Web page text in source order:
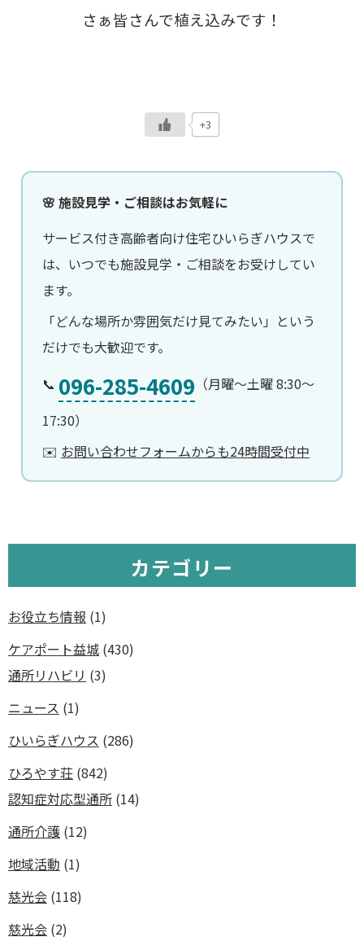
さぁ皆さんで植え込みです！
+3
🌸 施設見学・ご相談はお気軽に
サービス付き高齢者向け住宅ひいらぎハウスで
は、いつでも施設見学・ご相談をお受けしてい
ます。
「どんな場所か雰囲気だけ見てみたい」という
だけでも大歓迎です。
📞 096-285-4609 （月曜〜土曜 8:30〜
17:30）
✉️ お問い合わせフォームからも24時間受付中
カテゴリー
お役立ち情報 (1)
ケアポート益城 (430)
通所リハビリ (3)
ニュース (1)
ひいらぎハウス (286)
ひろやす荘 (842)
認知症対応型通所 (14)
通所介護 (12)
地域活動 (1)
慈光会 (118)
慈光会 (2)